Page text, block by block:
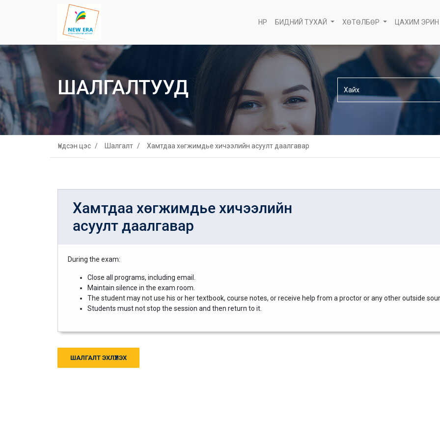
НҮҮР БИДНИЙ ТУХАЙ ХӨТӨЛБӨР ЦАХИМ ЭРИН
ШАЛГАЛТУУД
Үндсэн цэс Шалгалт Хамтдаа хөгжимдье хичээлийн асуулт даалгавар
Хамтдаа хөгжимдье хичээлийн
асуулт даалгавар
During the exam:
Close all programs, including email.
Maintain silence in the exam room.
The student may not use his or her textbook, course notes, or receive help from a proctor or any other outside
Students must not stop the session and then return to it.
ШАЛГАЛТ ЭХЛҮҮЛЭХ